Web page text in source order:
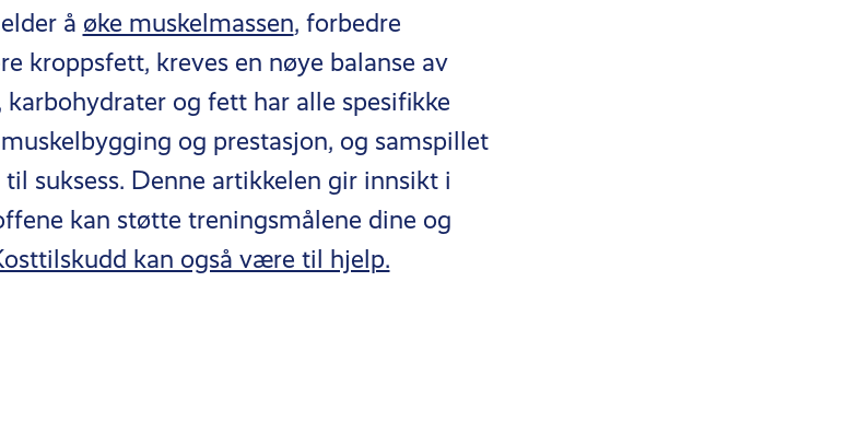
å øke muskelmassen, forbedre
kroppsfett, kreves en nøye balanse av
og fett har alle spesifikke
og prestasjon, og samspillet
suksess. Denne artikkelen gir innsikt i
kan støtte treningsmålene dine og
kan også være til hjelp.